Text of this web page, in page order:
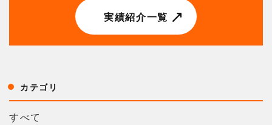
実績紹介一覧
カテゴリ
すべて